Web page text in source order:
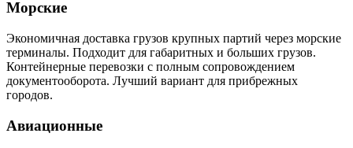
Морские
Экономичная доставка грузов крупных партий через морские
терминалы. Подходит для габаритных и больших грузов.
Контейнерные перевозки с полным сопровождением
документооборота. Лучший вариант для прибрежных
городов.
Авиационные